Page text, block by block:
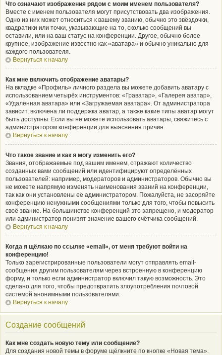
Что означают изображения рядом с моим именем пользователя?
Вместе с именем пользователя могут присутствовать два изображения.
Одно из них может относиться к вашему званию, обычно это звёздочки,
квадратики или точки, указывающие на то, сколько сообщений вы
оставили, или на ваш статус на конференции. Другое, обычно более
крупное, изображение известно как «аватара» и обычно уникально для
каждого пользователя.
Вернуться к началу
Как мне включить отображение аватары?
На вкладке «Профиль» личного раздела вы можете добавить аватару с
использованием четырёх инструментов: «Граватар», «Галерея аватар»,
«Удалённая аватара» или «Загружаемая аватара». От администратора
зависит, включена ли поддержка аватар, а также какие типы аватар могут
быть доступны. Если вы не можете использовать аватары, свяжитесь с
администратором конференции для выяснения причин.
Вернуться к началу
Что такое звание и как я могу изменить его?
Звания, отображаемые под вашим именем, отражают количество
созданных вами сообщений или идентифицируют определённых
пользователей: например, модераторов и администраторов. Обычно вы
не можете напрямую изменять наименования званий на конференции,
так как они установлены её администратором. Пожалуйста, не засоряйте
конференцию ненужными сообщениями только для того, чтобы повысить
своё звание. На большинстве конференций это запрещено, и модератор
или администратор понизят значение вашего счётчика сообщений.
Вернуться к началу
Когда я щёлкаю по ссылке «email», от меня требуют войти на
конференцию!
Только зарегистрированные пользователи могут отправлять email-
сообщения другим пользователям через встроенную в конференцию
форму, и только если администратор включил такую возможность. Это
сделано для того, чтобы предотвратить злоупотребления почтовой
системой анонимными пользователями.
Вернуться к началу
Создание сообщений
Как мне создать новую тему или сообщение?
Для создания новой темы в форуме щёлкните по кнопке «Новая тема».